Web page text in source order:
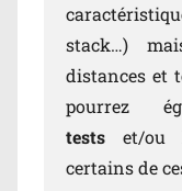
stack…)
distances et
pourrez
tests et/ou
certains de